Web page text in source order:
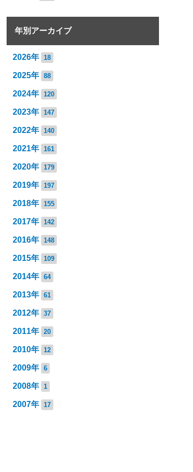
年別アーカイブ
2026年 18
2025年 88
2024年 120
2023年 147
2022年 140
2021年 161
2020年 179
2019年 197
2018年 155
2017年 142
2016年 148
2015年 109
2014年 64
2013年 61
2012年 37
2011年 20
2010年 12
2009年 6
2008年 1
2007年 17